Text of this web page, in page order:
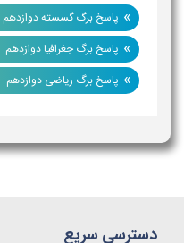
» پاسخ برگ گسسته دوازدهم
» پاسخ برگ جغرافیا دوازدهم
» پاسخ برگ ریاضی دوازدهم
دسترسی سریع